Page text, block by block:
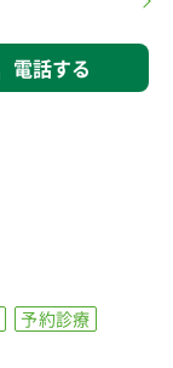
電話する
予約診療